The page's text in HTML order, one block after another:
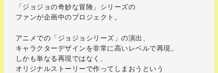
「ジョジョの奇妙な冒険」シリーズの
ファンが企画中のプロジェクト。
アニメでの「ジョジョシリーズ」の演出、
キャラクターデザインを非常に高いレベルで再現。
しかも単なる再現ではなく、
オリジナルストーリーで作ってしまおうという